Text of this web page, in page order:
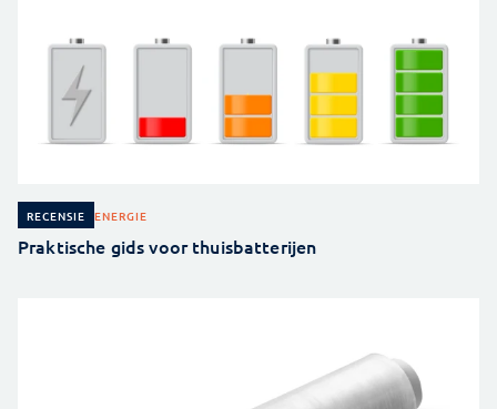
RECENSIE ENERGIE
Praktische gids voor thuisbatterijen